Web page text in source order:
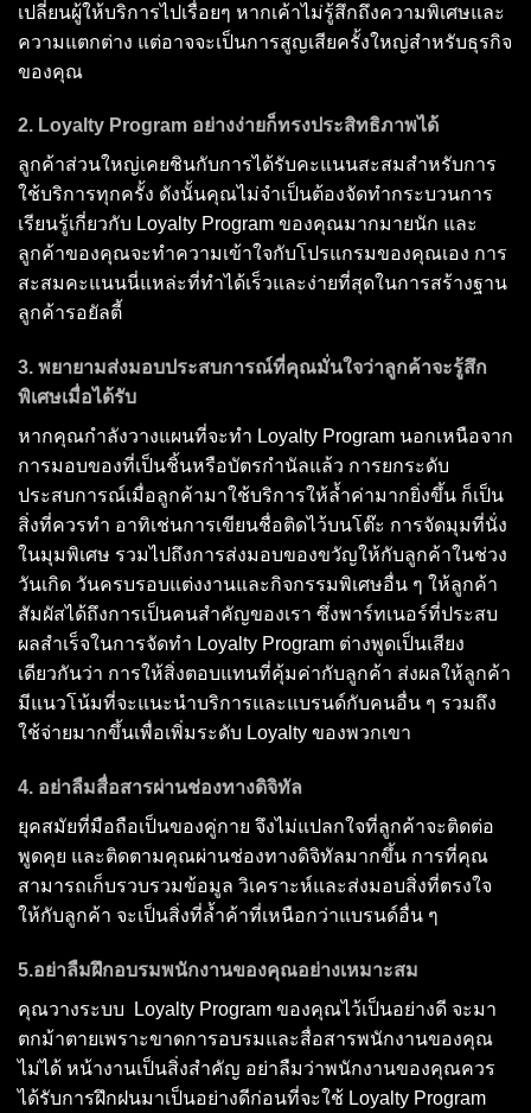
เปลี่ยนผู้ให้บริการไปเรื่อยๆ หากเค้าไม่รู้สึกถึงความพิเศษและ
ความแตกต่าง แต่อาจจะเป็นการสูญเสียครั้งใหญ่สำหรับธุรกิจ
ของคุณ
2. Loyalty Program อย่างง่ายก็ทรงประสิทธิภาพได้
ลูกค้าส่วนใหญ่เคยชินกับการได้รับคะแนนสะสมสำหรับการ
ใช้บริการทุกครั้ง ดังนั้นคุณไม่จำเป็นต้องจัดทำกระบวนการ
เรียนรู้เกี่ยวกับ Loyalty Program ของคุณมากมายนัก และ
ลูกค้าของคุณจะทำความเข้าใจกับโปรแกรมของคุณเอง การ
สะสมคะแนนนี่แหล่ะที่ทำได้เร็วและง่ายที่สุดในการสร้างฐาน
ลูกค้ารอยัลตี้
3. พยายามส่งมอบประสบการณ์ที่คุณมั่นใจว่าลูกค้าจะรู้สึก
พิเศษเมื่อได้รับ
หากคุณกำลังวางแผนที่จะทำ Loyalty Program นอกเหนือจาก
การมอบของที่เป็นชิ้นหรือบัตรกำนัลแล้ว การยกระดับ
ประสบการณ์เมื่อลูกค้ามาใช้บริการให้ล้ำค่ามากยิ่งขึ้น ก็เป็น
สิ่งที่ควรทำ อาทิเช่นการเขียนชื่อติดไว้บนโต๊ะ การจัดมุมที่นั่ง
ในมุมพิเศษ รวมไปถึงการส่งมอบของขวัญให้กับลูกค้าในช่วง
วันเกิด วันครบรอบแต่งงานและกิจกรรมพิเศษอื่น ๆ ให้ลูกค้า
สัมผัสได้ถึงการเป็นคนสำคัญของเรา ซึ่งพาร์ทเนอร์ที่ประสบ
ผลสำเร็จในการจัดทำ Loyalty Program ต่างพูดเป็นเสียง
เดียวกันว่า การให้สิ่งตอบแทนที่คุ้มค่ากับลูกค้า ส่งผลให้ลูกค้า
มีแนวโน้มที่จะแนะนำบริการและแบรนด์กับคนอื่น ๆ รวมถึง
ใช้จ่ายมากขึ้นเพื่อเพิ่มระดับ Loyalty ของพวกเขา
4. อย่าลืมสื่อสารผ่านช่องทางดิจิทัล
ยุคสมัยที่มือถือเป็นของคู่กาย จึงไม่แปลกใจที่ลูกค้าจะติดต่อ
พูดคุย และติดตามคุณผ่านช่องทางดิจิทัลมากขึ้น การที่คุณ
สามารถเก็บรวบรวมข้อมูล วิเคราะห์และส่งมอบสิ่งที่ตรงใจ
ให้กับลูกค้า จะเป็นสิ่งที่ล้ำค้าที่เหนือกว่าแบรนด์อื่น ๆ
5.อย่าลืมฝึกอบรมพนักงานของคุณอย่างเหมาะสม
คุณวางระบบ Loyalty Program ของคุณไว้เป็นอย่างดี จะมา
ตกม้าตายเพราะขาดการอบรมและสื่อสารพนักงานของคุณ
ไม่ได้ หน้างานเป็นสิ่งสำคัญ อย่าลืมว่าพนักงานของคุณควร
ได้รับการฝึกฝนมาเป็นอย่างดีก่อนที่จะใช้ Loyalty Program